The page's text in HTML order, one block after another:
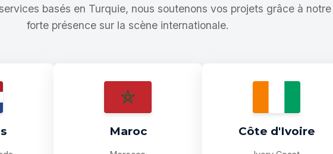
basés en Turquie, nous soutenons vos projets grâce à notre
forte présence sur la scène internationale.
Maroc Côte d'Ivoire